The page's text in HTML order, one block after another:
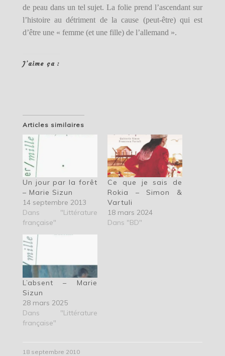
de peau dans un tel sujet. La folie prend l’ascendant sur
l’histoire au détriment de la cause (peut-être) qui est
d’être une « femme (et une fille) de l’allemand ».
J’aime ça :
Articles similaires
Un jour par la forêt
– Marie Sizun
14 septembre 2013
Dans "Littérature
française"
Ce que je sais de
Rokia – Simon &
Vartuli
18 mars 2024
Dans "BD"
L’absent – Marie
Sizun
28 mars 2025
Dans "Littérature
française"
18 septembre 2010